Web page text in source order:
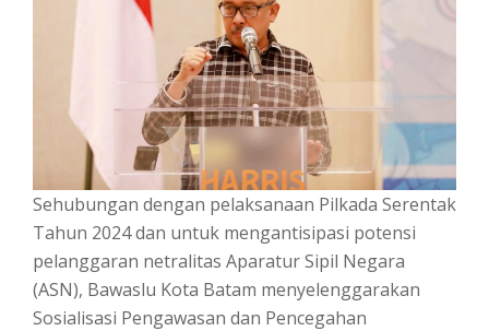
Sehubungan dengan pelaksanaan Pilkada Serentak
Tahun 2024 dan untuk mengantisipasi potensi
pelanggaran netralitas Aparatur Sipil Negara
(ASN), Bawaslu Kota Batam menyelenggarakan
Sosialisasi Pengawasan dan Pencegahan